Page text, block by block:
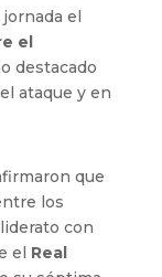
el
el
destacado
ataque y en
que
los
con
el Real